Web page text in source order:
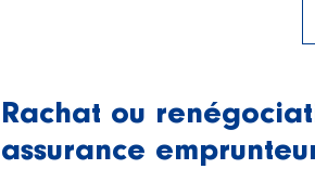
Rachat ou
assurance